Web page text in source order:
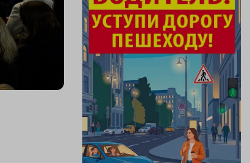
дом, в котором живет около 20 собак и
щенков
18:02
В Нижегородской области наградили
более 40 организаций к Дню строителя
17:57
Садыр Жапаров и Глеб Никитин провели
рабочую встречу в Киргизии
17:38